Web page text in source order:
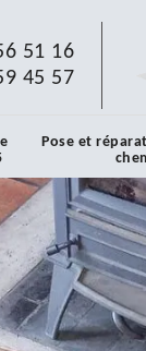
51 16
45 57
Pose et